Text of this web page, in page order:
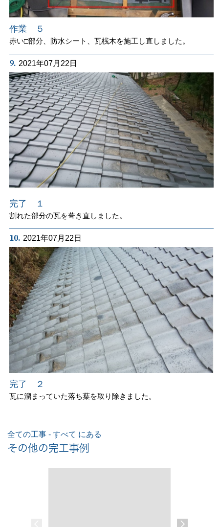
作業 ５
赤い□部分、防水シート、瓦桟木を施工し直しました。
9. 2021年07月22日
完了 １
割れた部分の瓦を葺き直しました。
10. 2021年07月22日
完了 ２
瓦に溜まっていた落ち葉を取り除きました。
全ての工事 - すべて にある
その他の完工事例